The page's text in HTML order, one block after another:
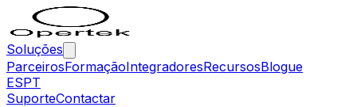
Soluções
ParceirosFormaçãoIntegradoresRecursosBlogue
ESPT
SuporteContactar